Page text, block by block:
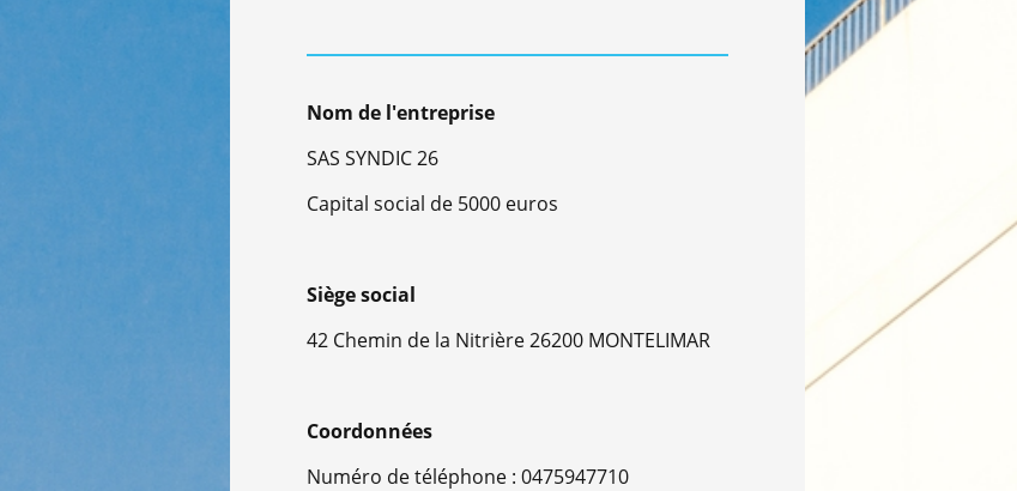
Nom de l'entreprise
SAS SYNDIC 26
Capital social de 5000 euros
Siège social
42 Chemin de la Nitrière 26200 MONTELIMAR
Coordonnées
Numéro de téléphone : 0475947710